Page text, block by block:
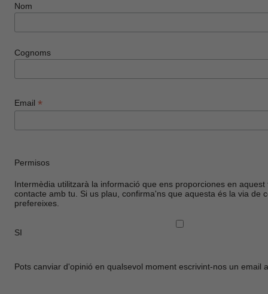
Nom
Cognoms
Email *
Permisos
Intermèdia utilitzarà la informació que ens proporciones en
contacte amb tu. Si us plau, confirma'ns que aquesta és la via de
prefereixes.
SI
Pots canviar d'opinió en qualsevol moment escrivint-nos un email